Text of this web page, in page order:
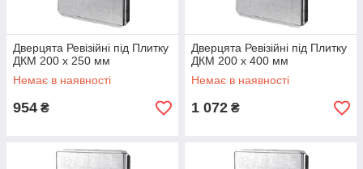
Дверцята Ревізійні під Плитку
ДКМ 200 х 250 мм
Немає в наявності
954 ₴
Дверцята Ревізійні під Плитку
ДКМ 200 х 400 мм
Немає в наявності
1 072 ₴